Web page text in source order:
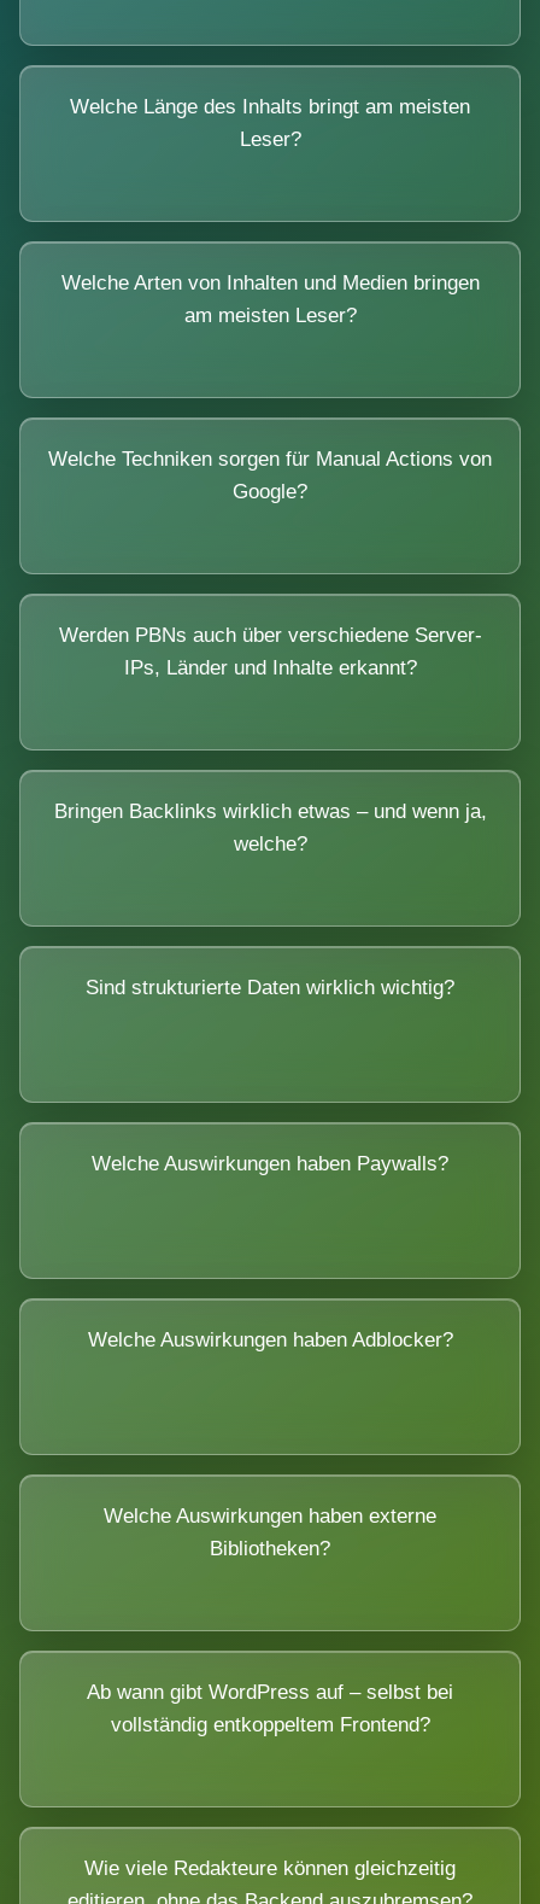
Welche Länge des Inhalts bringt am meisten
Leser?
Welche Arten von Inhalten und Medien bringen
am meisten Leser?
Welche Techniken sorgen für Manual Actions von
Google?
Werden PBNs auch über verschiedene Server-
IPs, Länder und Inhalte erkannt?
Bringen Backlinks wirklich etwas – und wenn ja,
welche?
Sind strukturierte Daten wirklich wichtig?
Welche Auswirkungen haben Paywalls?
Welche Auswirkungen haben Adblocker?
Welche Auswirkungen haben externe
Bibliotheken?
Ab wann gibt WordPress auf – selbst bei
vollständig entkoppeltem Frontend?
Wie viele Redakteure können gleichzeitig